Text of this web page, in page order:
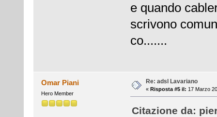
e quando
scrivono
co.......
Omar Piani
Hero Member
Re: adsl Lavariano
« Risposta #5 il: 17 Marzo
Citazione da: